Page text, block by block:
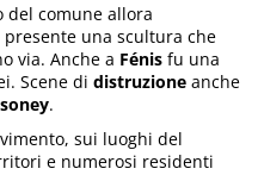
del comune allora
presente una scultura che
via. Anche a Fénis fu una
Scene didistruzione anche
.
sui luoghi del
e numerosi residenti